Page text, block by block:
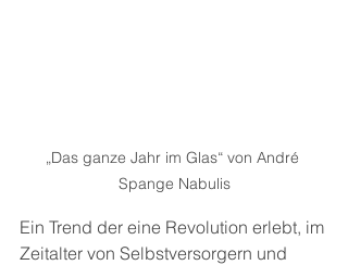
„Das ganze Jahr im Glas“ von André
Spange Nabulis
Ein Trend der eine Revolution erlebt, im
Zeitalter von Selbstversorgern und